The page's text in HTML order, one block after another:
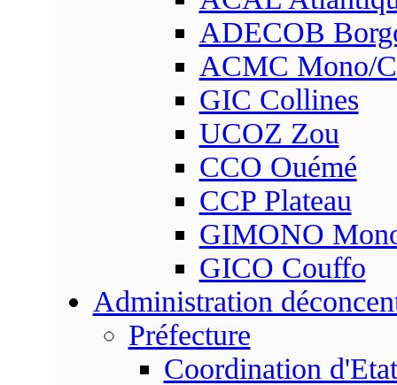
ADECOB
ACMC Mono/
GIC Collines
UCOZ Zou
CCO Ouémé
CCP Plateau
GIMONO
GICO Couffo
Administration
Préfecture
Coordination d'Etat